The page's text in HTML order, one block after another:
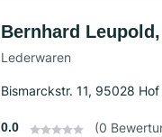
Bernhard
Lederwaren
Bismarckstr. 11, 95028 Hof
0.0 (0